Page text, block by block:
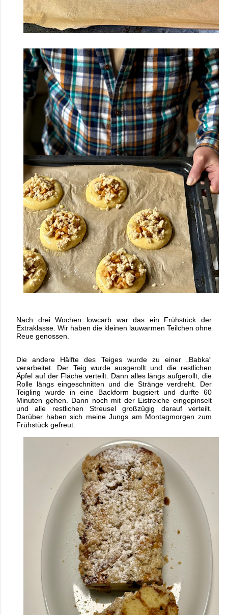
Nach drei Wochen lowcarb war das ein Frühstück der
Extraklasse. Wir haben die kleinen lauwarmen Teilchen ohne
Reue genossen.
Die andere Hälfte des Teiges wurde zu einer „Babka“
verarbeitet. Der Teig wurde ausgerollt und die restlichen
Äpfel auf der Fläche verteilt. Dann alles längs aufgerollt, die
Rolle längs eingeschnitten und die Stränge verdreht. Der
Teigling wurde in eine Backform bugsiert und durfte 60
Minuten gehen. Dann noch mit der Eistreiche eingepinselt
und alle restlichen Streusel großzügig darauf verteilt.
Darüber haben sich meine Jungs am Montagmorgen zum
Frühstück gefreut.